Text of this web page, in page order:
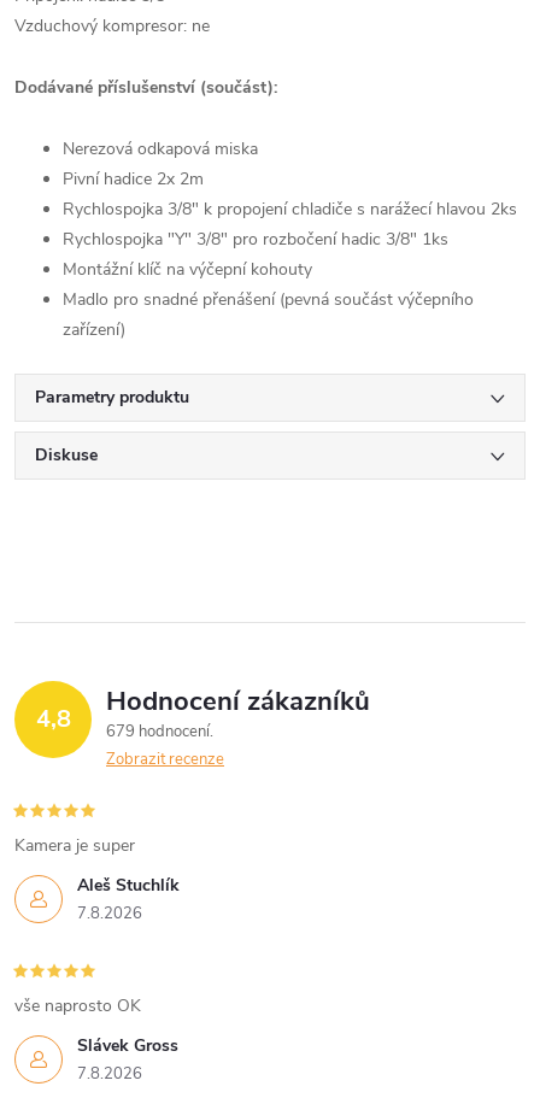
Vzduchový kompresor: ne
Dodávané příslušenství (součást):
Nerezová odkapová miska
Pivní hadice 2x 2m
Rychlospojka 3/8" k propojení chladiče s narážecí hlavou 2ks
Rychlospojka "Y" 3/8" pro rozbočení hadic 3/8" 1ks
Montážní klíč na výčepní kohouty
Madlo pro snadné přenášení (pevná součást výčepního
zařízení)
Parametry produktu
Diskuse
4,8 Hodnocení zákazníků
679 hodnocení
Zobrazit recenze
Aleš Stuchlík
7.8.2026
Kamera je super
Slávek Gross
7.8.2026
vše naprosto OK